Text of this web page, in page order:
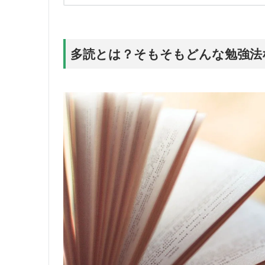
多読とは？そもそもどんな勉強